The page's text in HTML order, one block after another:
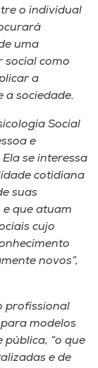
o individual
uma
social como
a
a sociedade.
Social
e
se interessa
cotidiana
suas
que atuam
cujo
novos”,
profissional
modelos
“o que
e de